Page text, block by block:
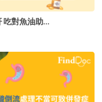
吃對魚油助…